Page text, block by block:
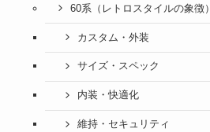
60系（レトロスタイルの象徴）
カスタム・外装
サイズ・スペック
内装・快適化
維持・セキュリティ